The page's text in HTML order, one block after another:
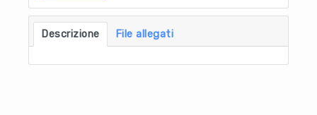
Descrizione File allegati